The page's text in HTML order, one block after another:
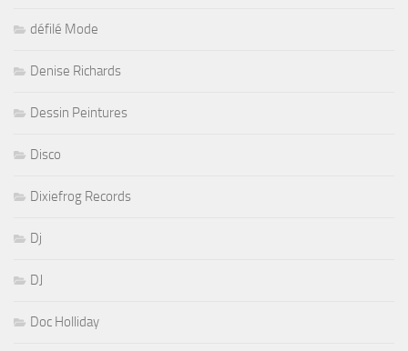
défilé Mode
Denise Richards
Dessin Peintures
Disco
Dixiefrog Records
Dj
DJ
Doc Holliday